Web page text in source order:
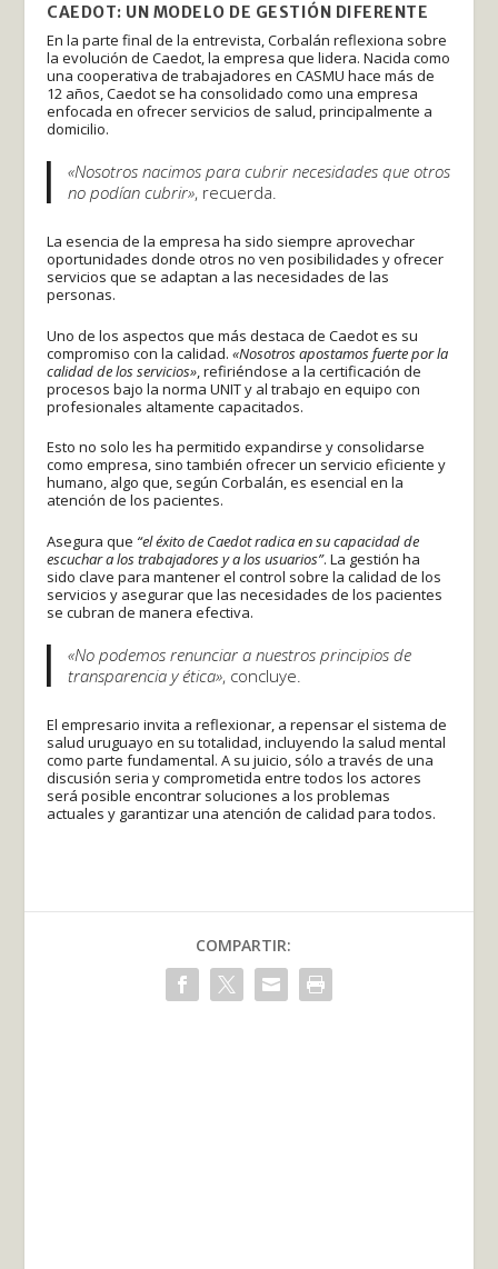
CAEDOT: UN MODELO DE GESTIÓN DIFERENTE
En la parte final de la entrevista, Corbalán reflexiona sobre
la evolución de Caedot, la empresa que lidera. Nacida como
una cooperativa de trabajadores en CASMU hace más de
12 años, Caedot se ha consolidado como una empresa
enfocada en ofrecer servicios de salud, principalmente a
domicilio.
«Nosotros nacimos para cubrir necesidades que otros
no podían cubrir», recuerda.
La esencia de la empresa ha sido siempre aprovechar
oportunidades donde otros no ven posibilidades y ofrecer
servicios que se adaptan a las necesidades de las
personas.
Uno de los aspectos que más destaca de Caedot es su
compromiso con la calidad. «Nosotros apostamos fuerte por la
calidad de los servicios» , refiriéndose a la certificación de
procesos bajo la norma UNIT y al trabajo en equipo con
profesionales altamente capacitados.
Esto no solo les ha permitido expandirse y consolidarse
como empresa, sino también ofrecer un servicio eficiente y
humano, algo que, según Corbalán, es esencial en la
atención de los pacientes.
Asegura que “el éxito de Caedot radica en su capacidad de
escuchar a los trabajadores y a los usuarios”. La gestión ha
sido clave para mantener el control sobre la calidad de los
servicios y asegurar que las necesidades de los pacientes
se cubran de manera efectiva.
«No podemos renunciar a nuestros principios de
transparencia y ética», concluye.
El empresario invita a reflexionar, a repensar el sistema de
salud uruguayo en su totalidad, incluyendo la salud mental
como parte fundamental. A su juicio, sólo a través de una
discusión seria y comprometida entre todos los actores
será posible encontrar soluciones a los problemas
actuales y garantizar una atención de calidad para todos.
COMPARTIR: